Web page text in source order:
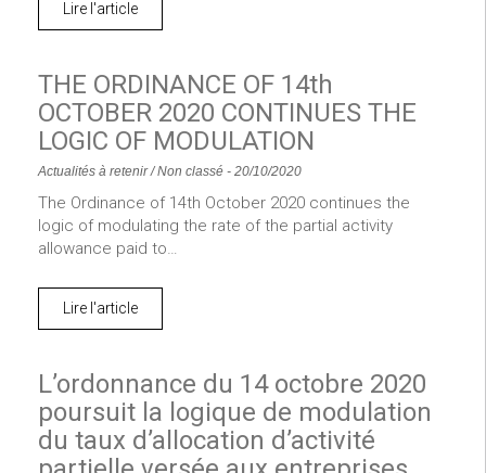
Lire l'article
THE ORDINANCE OF 14th
OCTOBER 2020 CONTINUES THE
LOGIC OF MODULATION
Actualités à retenir/Non classé - 20/10/2020
The Ordinance of 14th October 2020 continues the
logic of modulating the rate of the partial activity
allowance paid to…
Lire l'article
L’ordonnance du 14 octobre 2020
poursuit la logique de modulation
du taux d’allocation d’activité